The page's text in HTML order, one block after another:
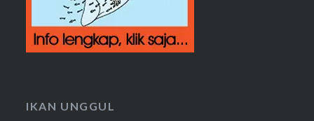
IKAN UNGGUL